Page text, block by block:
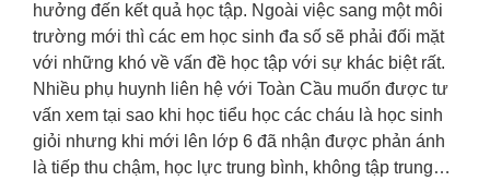
hưởng đến kết quả học tập. Ngoài việc sang một môi
trường mới thì các em học sinh đa số sẽ phải đối mặt
với những khó về vấn đề học tập với sự khác biệt rất.
Nhiều phụ huynh liên hệ với Toàn Cầu muốn được tư
vấn xem tại sao khi học tiểu học các cháu là học sinh
giỏi nhưng khi mới lên lớp 6 đã nhận được phản ánh
là tiếp thu chậm, học lực trung bình, không tập trung…